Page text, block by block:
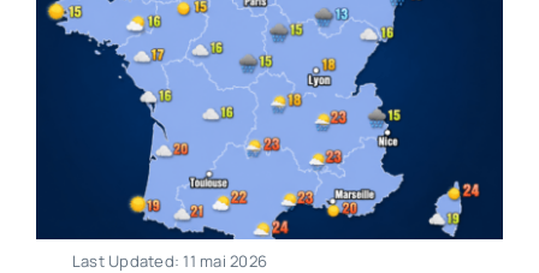
Last Updated: 11 mai 2026